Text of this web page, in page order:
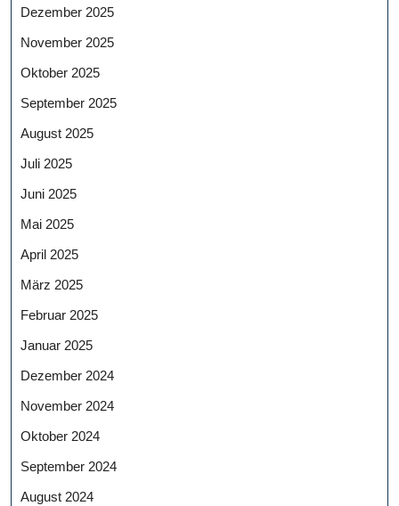
Dezember 2025
November 2025
Oktober 2025
September 2025
August 2025
Juli 2025
Juni 2025
Mai 2025
April 2025
März 2025
Februar 2025
Januar 2025
Dezember 2024
November 2024
Oktober 2024
September 2024
August 2024